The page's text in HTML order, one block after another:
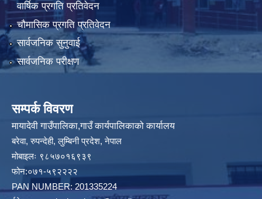
वार्षिक प्रगति प्रतिवेदन
चौमासिक प्रगति प्रतिवेदन
सार्वजनिक सुनुवाई
सार्वजनिक परीक्षण
सम्पर्क विवरण
मायादेवी गाउँपालिका,गाउँ कार्यपालिकाको कार्यालय
बरेवा, रुपन्देही, लुम्बिनी प्रदेश, नेपाल
मोबाइलः ९८५७०१६९३९
फोन:०७१-५९२२२२
PAN NUMBER: 201335224